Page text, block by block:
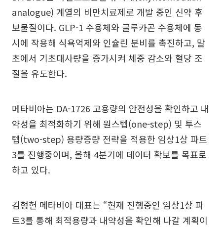
analogue) 계열의 비만치료제로 개발 중인 신약 후
보물질이다. GLP-1 수용체와 글루카곤 수용체에 동
시에 작용해 식욕억제와 인슐린 분비를 촉진하고, 말
초에서 기초대사량을 증가시켜 체중 감소와 혈당 조
절을 유도한다.
메타비아는 DA-1726 고용량의 안전성을 확인하고 내
약성을 최적화하기 위해 원스텝(one-step) 및 투스
텝(two-step) 용량증량 전략을 적용한 임상1상 파트
3를 진행중이며, 올해 4분기에 데이터 확보를 목표로
하고 있다.
김형헌 메타비아 대표는 “현재 진행중인 임상1상 파
트3를 통해 최적용량과 내약성을 확인해 나갈 계획이